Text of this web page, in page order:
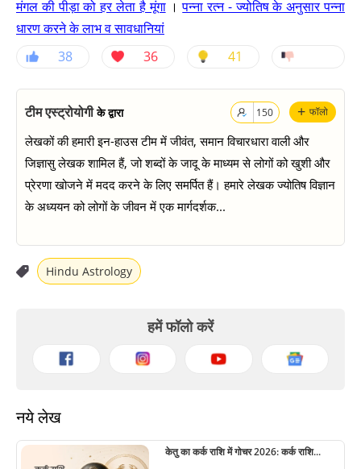
मंगल की पीड़ा को हर लेता है मूंगा।पन्ना रत्न - ज्योतिष के अनुसार पन्ना
धारण करने के लाभ व सावधानियां
38
36 41
+ फॉलो
150
टीम एस्ट्रोयोगीके द्वारा
लेखकों की हमारी इन-हाउस टीम में जीवंत, समान विचारधारा वाली और
जिज्ञासु लेखक शामिल हैं, जो शब्दों के जादू के माध्यम से लोगों को खुशी और
प्रेरणा खोजने में मदद करने के लिए समर्पित हैं। हमारे लेखक ज्योतिष विज्ञान
के अध्ययन को लोगों के जीवन में एक मार्गदर्शक...
Hindu Astrology
हमें फॉलो करें
नये लेख
केतु का कर्क राशि में गोचर 2026: कर्क राशि...